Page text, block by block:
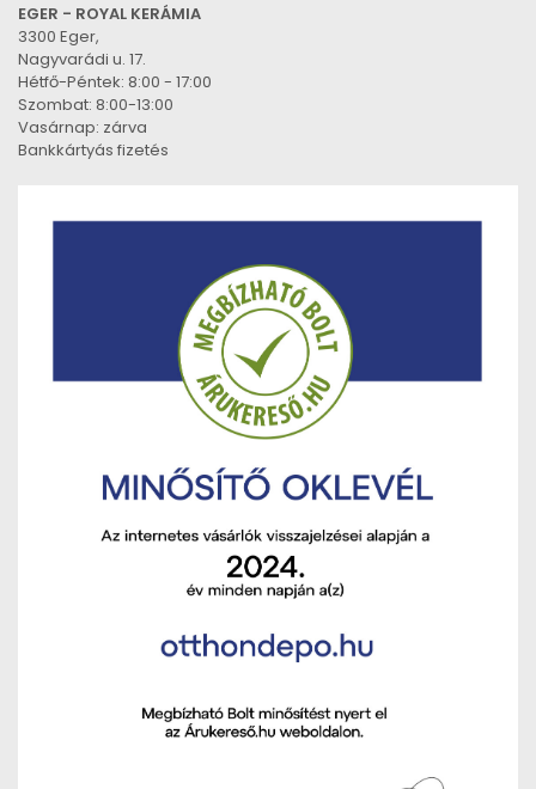
EGER - ROYAL KERÁMIA
3300 Eger,
Nagyvarádi u. 17.
Hétfő-Péntek: 8:00 - 17:00
Szombat: 8:00-13:00
Vasárnap: zárva
Bankkártyás fizetés